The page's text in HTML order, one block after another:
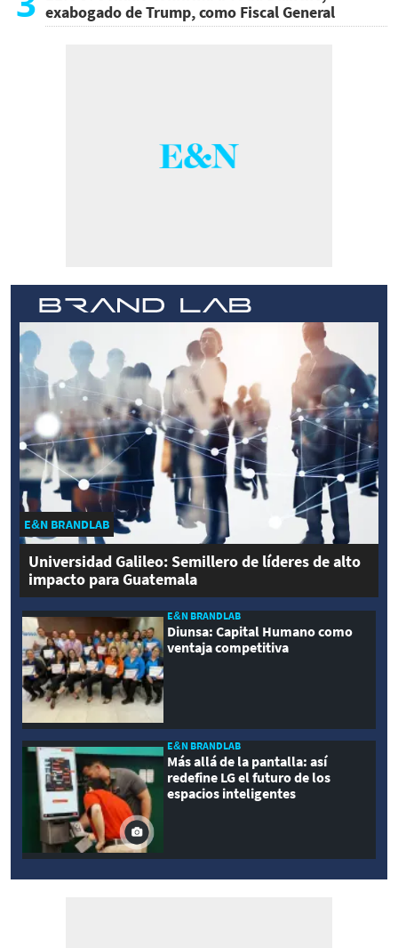
exabogado de Trump, como Fiscal General
E&N BRANDLAB
Universidad Galileo: Semillero de líderes de alto
impacto para Guatemala
E&N BRANDLAB
Diunsa: Capital Humano como
ventaja competitiva
E&N BRANDLAB
Más allá de la pantalla: así
redefine LG el futuro de los
espacios inteligentes